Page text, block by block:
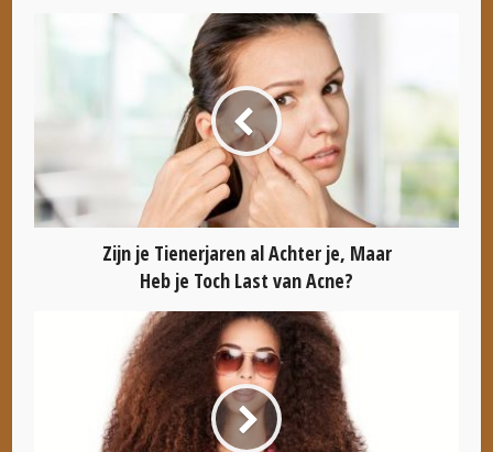
Zijn je Tienerjaren al Achter je, Maar
Heb je Toch Last van Acne?